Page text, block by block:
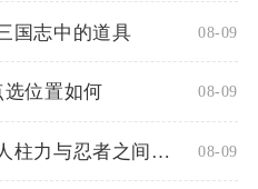
国志中的道具 08-09
位置如何 08-09
火影忍者手游尾兽人柱力与忍者之间有什么关系 08-09